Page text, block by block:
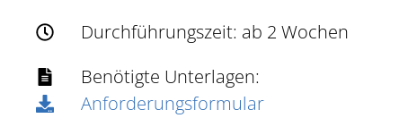
Durchführungszeit: ab 2 Wochen
Benötigte Unterlagen:
Anforderungsformular